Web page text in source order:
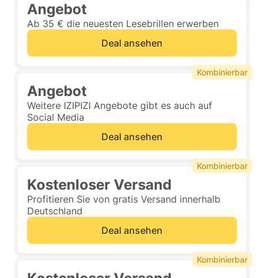
Angebot
Ab 35 € die neuesten Lesebrillen erwerben
Deal ansehen
Angebot
Weitere IZIPIZI Angebote gibt es auch auf
Social Media
Deal ansehen
Kombinierbar
Kostenloser Versand
Profitieren Sie von gratis Versand innerhalb
Deutschland
Deal ansehen
Kombinierbar
Kombinierbar